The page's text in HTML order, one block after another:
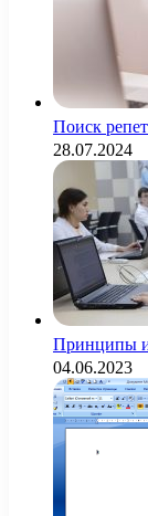
Поиск
28.07.2024
Принципы
04.06.2023